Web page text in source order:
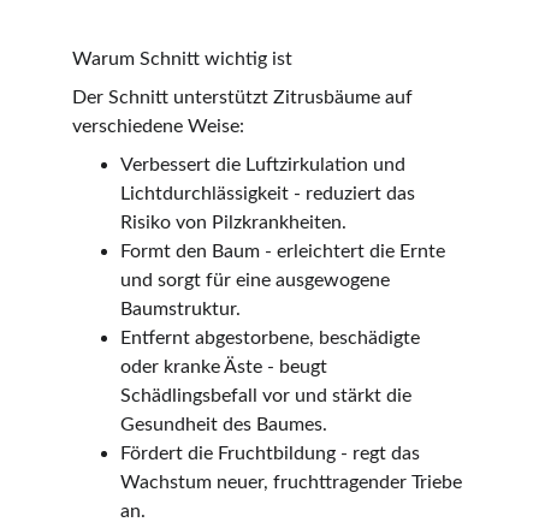
Warum Schnitt wichtig ist
Der Schnitt unterstützt Zitrusbäume auf
verschiedene Weise:
Verbessert die Luftzirkulation und
Lichtdurchlässigkeit - reduziert das
Risiko von Pilzkrankheiten.
Formt den Baum - erleichtert die Ernte
und sorgt für eine ausgewogene
Baumstruktur.
Entfernt abgestorbene, beschädigte
oder kranke Äste - beugt
Schädlingsbefall vor und stärkt die
Gesundheit des Baumes.
Fördert die Fruchtbildung - regt das
Wachstum neuer, fruchttragender Triebe
an.